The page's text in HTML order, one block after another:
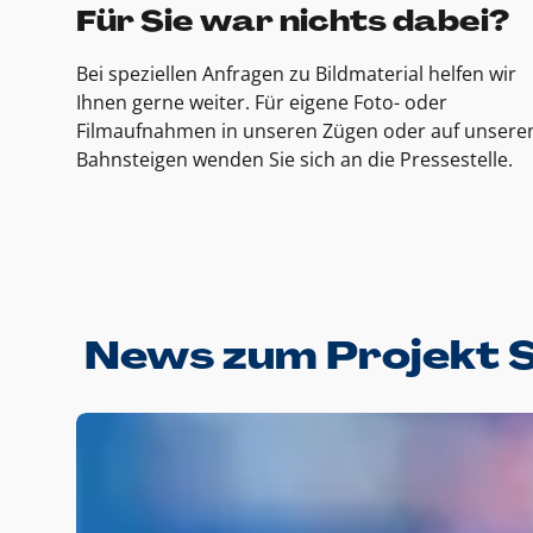
Für Sie war nichts dabei?
Bei speziellen Anfragen zu Bildmaterial helfen wir
Ihnen gerne weiter. Für eigene Foto- oder
Filmaufnahmen in unseren Zügen oder auf
Bahnsteigen wenden Sie sich an die Pressestelle.
News zum Projekt